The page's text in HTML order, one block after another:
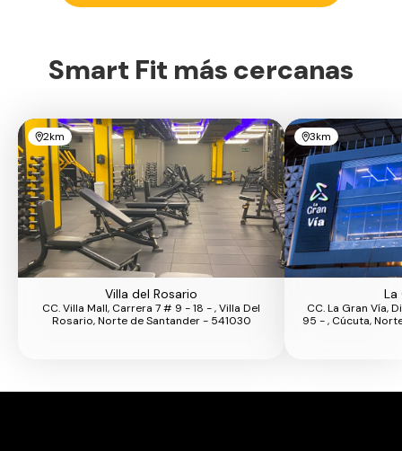
Smart Fit más cercanas
2km
Villa del Rosario
CC. Villa Mall, Carrera 7 # 9 - 18 - , Villa Del
Rosario, Norte de Santander - 541030
3km
La
CC. La Gran Vía,
95 - , Cúcuta,